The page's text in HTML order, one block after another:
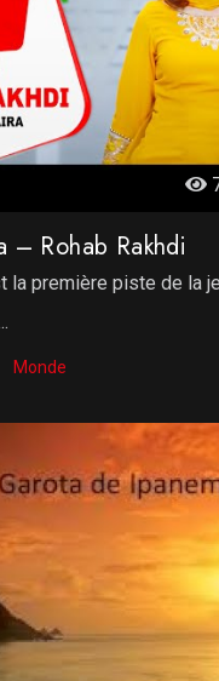
– Rohab Rakhdi
la première piste de la
Monde